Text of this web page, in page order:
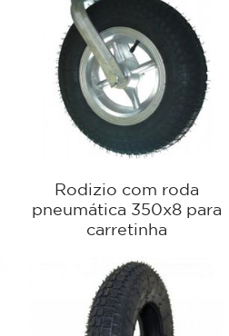
Rodizio com roda
pneumática 350x8 para
carretinha